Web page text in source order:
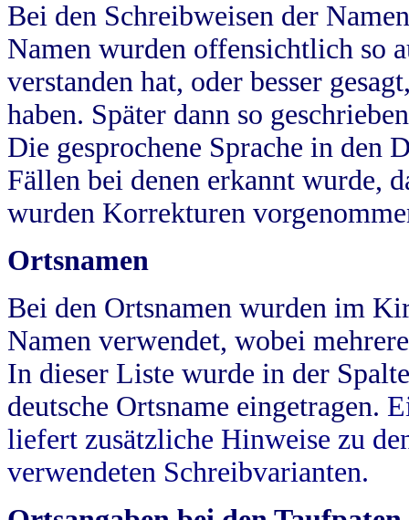
Bei den Schreibweisen der
Namen wurden offensichtlich so
verstanden hat, oder besser
haben. Später dann so
Die gesprochene Sprache in
Fällen bei denen erkannt wurde,
wurden Korrekturen
Ortsnamen
Bei den Ortsnamen wurden im
Namen verwendet, wobei
In dieser Liste wurde in der
deutsche Ortsname eingetragen.
liefert zusätzliche Hinweise zu
verwendeten Schreibvarianten.